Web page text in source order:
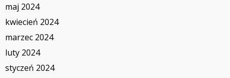
maj 2024
kwiecień 2024
marzec 2024
luty 2024
styczeń 2024